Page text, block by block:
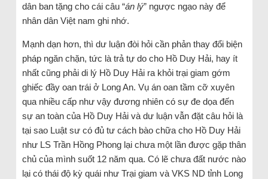
dân ban tặng cho cái câu “án lý” ngược ngạo này để
nhân dân Việt nam ghi nhớ.
Mạnh dạn hơn, thì dư luận đòi hỏi cần phản thay đổi biện
pháp ngăn chặn, tức là trả tự do cho Hồ Duy Hải, hay ít
nhất cũng phải di lý Hồ Duy Hải ra khỏi trại giam gớm
ghiếc đầy oan trái ở Long An. Vụ án oan tầm cỡ xuyên
qua nhiều cấp như vậy đương nhiên có sự đe dọa đến
sự an toàn của Hồ Duy Hải và dư luận vẫn đặt câu hỏi là
tại sao Luật sư có đủ tư cách bào chữa cho Hồ Duy Hải
như LS Trần Hồng Phong lại chưa một lần được gặp thân
chủ của mình suốt 12 năm qua. Có lẽ chưa đất nước nào
lại có thái độ kỳ quái như Trại giam và VKS ND tỉnh Long